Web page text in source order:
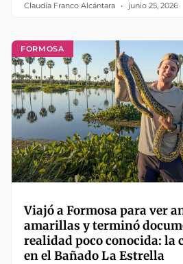
Claudia Franco Alcántara junio 25, 2026
FORMOSA
Viajó a Formosa para ver
amarillas y terminó
realidad poco conocida: la
en el Bañado La Estrella